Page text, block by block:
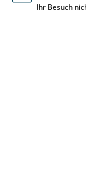
Ihr Besuch